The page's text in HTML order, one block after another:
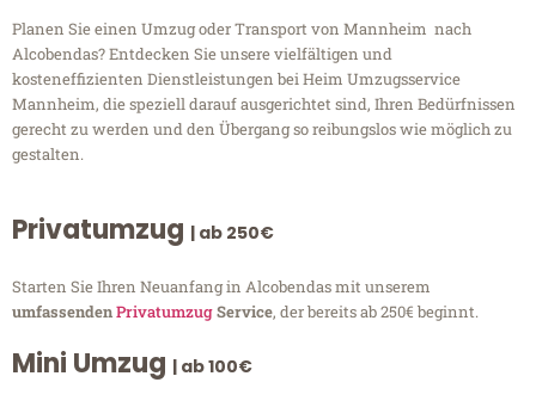
Planen Sie einen Umzug oder Transport von Mannheim nach
Alcobendas? Entdecken Sie unsere vielfältigen und
kosteneffizienten Dienstleistungen bei Heim Umzugsservice
Mannheim, die speziell darauf ausgerichtet sind, Ihren Bedürfnissen
gerecht zu werden und den Übergang so reibungslos wie möglich zu
gestalten.
Privatumzug | ab 250€
Starten Sie Ihren Neuanfang in Alcobendas mit unserem
umfassendenPrivatumzugService, der bereits ab 250€ beginnt.
Mini Umzug | ab 100€